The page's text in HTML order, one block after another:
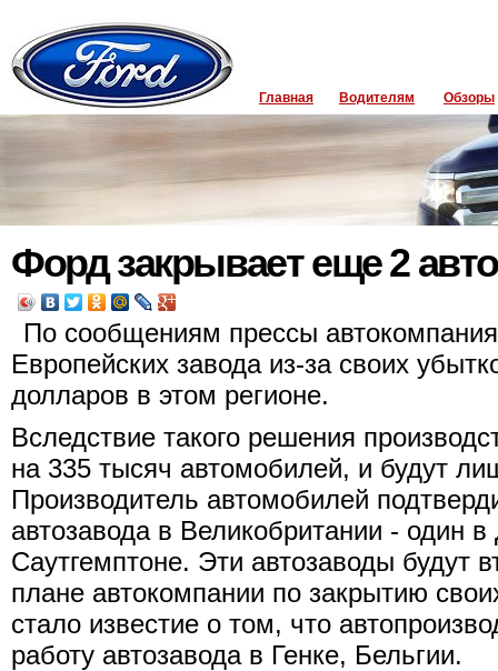
Главная Водителям Обзоры
Форд закрывает еще 2
По сообщениям прессы
Европейских завода из-за своих
долларов в этом регионе.
Вследствие такого решения
на 335 тысяч автомобилей, и будут
Производитель автомобилей
автозавода в Великобритании - один
Саутгемптоне. Эти автозаводы будут
плане автокомпании по закрытию
стало известие о том, что
работу автозавода в Генке, Бельгии.